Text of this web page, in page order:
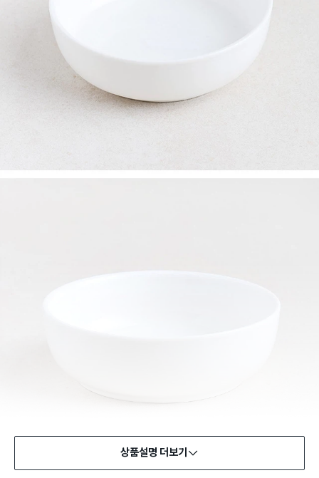
상품설명 더보기